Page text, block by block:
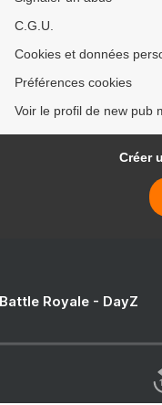
C.G.U.
Cookies et données
Préférences cookies
Voir le profil de new pub
Créer
Royale - DayZ